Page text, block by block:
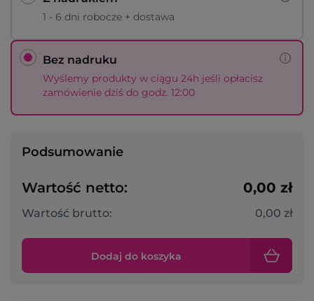
1 - 6 dni robocze + dostawa
Bez nadruku
Wyślemy produkty w ciągu 24h jeśli opłacisz
zamówienie dziś do godz. 12:00
Podsumowanie
Wartość netto: 0,00 zł
Wartość brutto: 0,00 zł
Dodaj do koszyka